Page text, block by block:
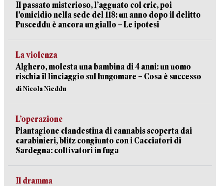
Il passato misterioso, l’agguato col cric, poi
l’omicidio nella sede del 118: un anno dopo il delitto
Pusceddu è ancora un giallo – Le ipotesi
La violenza
Alghero, molesta una bambina di 4 anni: un uomo
rischia il linciaggio sul lungomare – Cosa è successo
di Nicola Nieddu
L’operazione
Piantagione clandestina di cannabis scoperta dai
carabinieri, blitz congiunto con i Cacciatori di
Sardegna: coltivatori in fuga
Il dramma